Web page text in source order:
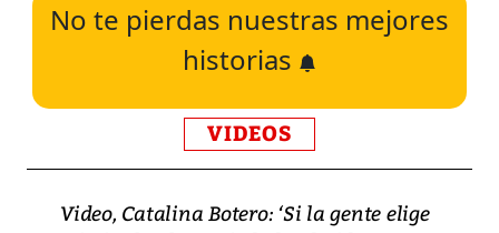
No te pierdas nuestras mejores
historias
VIDEOS
Video, Catalina Botero: ‘Si la gente elige